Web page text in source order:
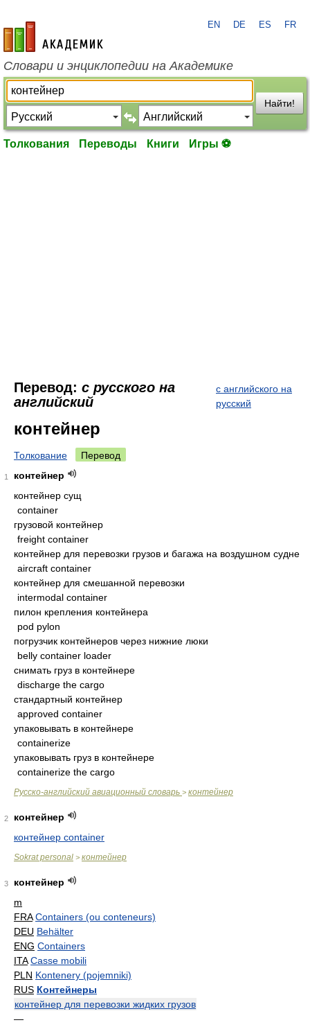
academic.ru
EN DE ES FR
Словари и энциклопедии на Академике
Найти!
Толкования Переводы Книги Игры ⚽
Перевод: с русского на
английский
с английского на
русский
контейнер
Толкование Перевод
1
контейнер
контейнер сущ
container
грузовой контейнер
freight container
контейнер для перевозки грузов и багажа на воздушном судне
aircraft container
контейнер для смешанной перевозки
intermodal container
пилон крепления контейнера
pod pylon
погрузчик контейнеров через нижние люки
belly container loader
снимать груз в контейнере
discharge the cargo
стандартный контейнер
approved container
упаковывать в контейнере
containerize
упаковывать груз в контейнере
containerize the cargo
Русско-английский авиационный словарь > контейнер
2
контейнер
контейнер container
Sokrat personal > контейнер
3
контейнер
m
FRA Containers (ou conteneurs)
DEU Behälter
ENG Containers
ITA Casse mobili
PLN Kontenery (pojemniki)
RUS Контейнеры
контейнер для перевозки жидких грузов
—